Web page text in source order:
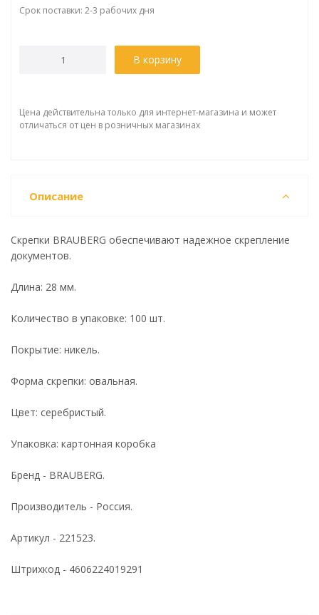
Срок поставки: 2-3 рабочих дня
В корзину
Цена действительна только для интернет-магазина и может
отличаться от цен в розничных магазинах
Описание
Скрепки BRAUBERG обеспечивают надежное скрепление
документов.
Длина: 28 мм.
Количество в упаковке: 100 шт.
Покрытие: никель.
Форма скрепки: овальная.
Цвет: серебристый.
Упаковка: картонная коробка
Бренд - BRAUBERG.
Производитель - Россия.
Артикул - 221523.
Штрихкод - 4606224019291